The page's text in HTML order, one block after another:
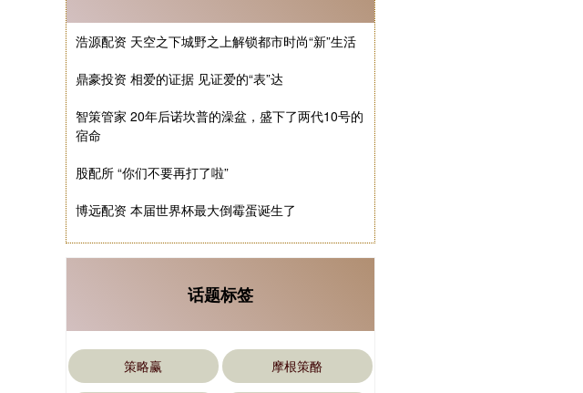
浩源配资 天空之下城野之上解锁都市时尚“新”生活
鼎豪投资 相爱的证据 见证爱的“表”达
智策管家 20年后诺坎普的澡盆，盛下了两代10号的
宿命
股配所 “你们不要再打了啦”
博远配资 本届世界杯最大倒霉蛋诞生了
话题标签
策略赢 摩根策酪